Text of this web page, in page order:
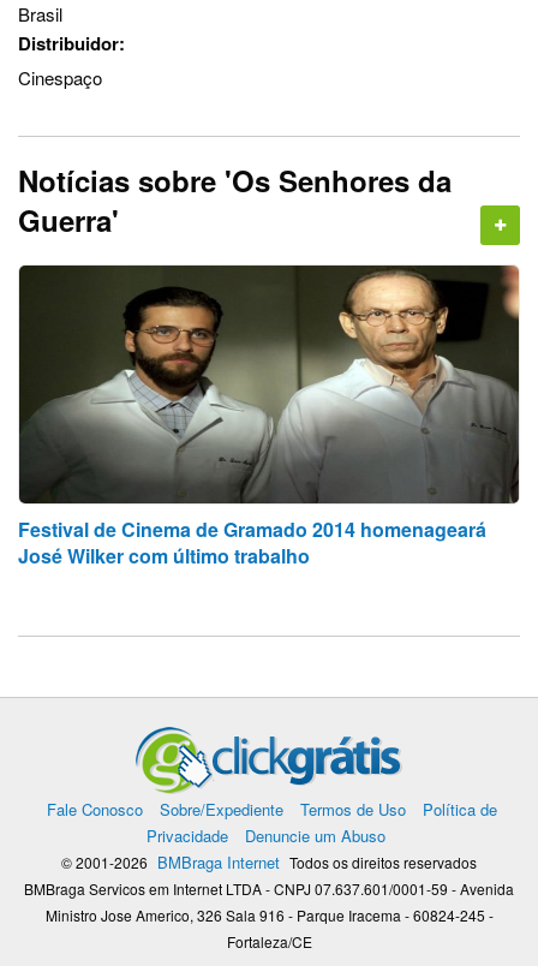
Brasil
Distribuidor:
Cinespaço
Notícias sobre 'Os Senhores da
Guerra'
Festival de Cinema de Gramado 2014 homenageará
José Wilker com último trabalho
Fale Conosco Sobre/Expediente Termos de Uso
Política de
Privacidade
Denuncie um Abuso
© 2001-2026 BMBraga Internet Todos os direitos reservados
BMBraga Servicos em Internet LTDA - CNPJ 07.637.601/0001-59 - Avenida
Ministro Jose Americo, 326 Sala 916 - Parque Iracema - 60824-245 -
Fortaleza/CE